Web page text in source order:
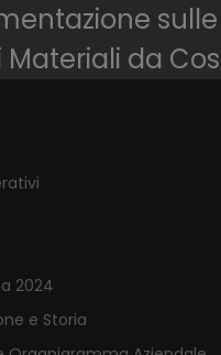
Materiali da
2024
e Storia